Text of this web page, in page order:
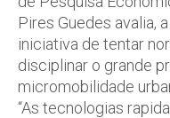
Pires Guedes avalia,
iniciativa de tentar
disciplinar o grande
micromobilidade
“As tecnologias